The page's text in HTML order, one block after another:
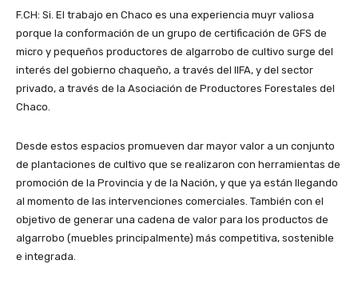
F.CH: Si. El trabajo en Chaco es una experiencia muyr valiosa
porque la conformación de un grupo de certificación de GFS de
micro y pequeños productores de algarrobo de cultivo surge del
interés del gobierno chaqueño, a través del IIFA, y del sector
privado, a través de la Asociación de Productores Forestales del
Chaco.
Desde estos espacios promueven dar mayor valor a un conjunto
de plantaciones de cultivo que se realizaron con herramientas de
promoción de la Provincia y de la Nación, y que ya están llegando
al momento de las intervenciones comerciales. También con el
objetivo de generar una cadena de valor para los productos de
algarrobo (muebles principalmente) más competitiva, sostenible
e integrada.